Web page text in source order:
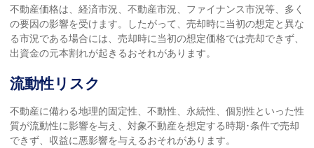
不動産価格は、経済市況、不動産市況、ファイナンス市況等、多く
の要因の影響を受けます。したがって、売却時に当初の想定と異な
る市況である場合には、売却時に当初の想定価格では売却できず、
出資金の元本割れが起きるおそれがあります。
流動性リスク
不動産に備わる地理的固定性、不動性、永続性、個別性といった性
質が流動性に影響を与え、対象不動産を想定する時期･条件で売却
できず、収益に悪影響を与えるおそれがあります。